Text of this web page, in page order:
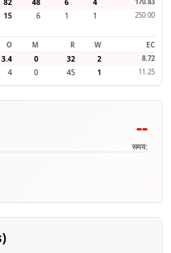
82 48 6 4 170.83
15 6 1 1 250.00
O M R W
EC
3.4 0 32 2 8.72
4 0 45 1 11.25
--
समय: